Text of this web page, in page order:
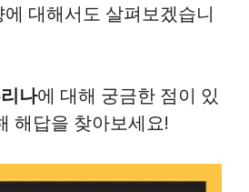
대해서도 살펴보겠습니
나에 대해 궁금한 점이 있
해답을 찾아보세요!